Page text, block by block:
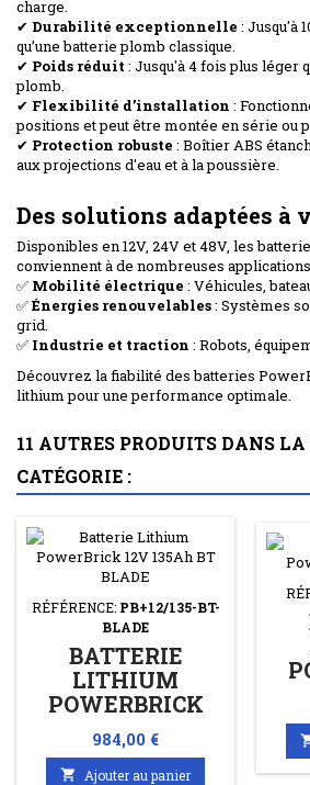
charge.
✔ Durabilité exceptionnelle : Jusqu'à
qu’une batterie plomb classique.
✔ Poids réduit : Jusqu'à 4 fois plus léger
plomb.
✔ Flexibilité d’installation :
positions et peut être montée en série ou
✔ Protection robuste : Boîtier ABS
aux projections d'eau et à la poussière.
Des solutions adaptées à
Disponibles en 12V, 24V et 48V, les
conviennent à de nombreuses
✅ Mobilité électrique : Véhicules,
✅Énergies renouvelables: Systèmes
grid.
✅ Industrie et traction : Robots,
Découvrez la fiabilité des batteries
lithium pour une performance optimale.
11 AUTRES PRODUITS DANS
CATÉGORIE :
RÉFÉRENCE: PB+12/135-BT-
BLADE
BATTERIE
LITHIUM
POWERBRICK
12V 135AH BT
BLADE
Prix
984,00 €
 Ajouter au panier